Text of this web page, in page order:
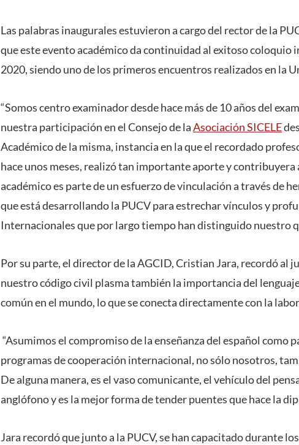
Las palabras inaugurales estuvieron a cargo del rector de la
que este evento académico da continuidad al exitoso coloquio
2020, siendo uno de los primeros encuentros realizados en la
“Somos centro examinador desde hace más de 10 años del
nuestra participación en el Consejo de laAsociación SICELE
Académico de la misma, instancia en la que el recordado
hace unos meses, realizó tan importante aporte y contribuyera
académico es parte de un esfuerzo de vinculación a través de
que está desarrollando la PUCV para estrechar vínculos y
Internacionales que por largo tiempo han distinguido nuestro
Por su parte, el director de la AGCID, Cristian Jara, recordó al
nuestro código civil plasma también la importancia del
común en el mundo, lo que se conecta directamente con la
“Asumimos el compromiso de la enseñanza del español como
programas de cooperación internacional, no sólo nosotros,
De alguna manera, es el vaso comunicante, el vehículo del
anglófono y es la mejor forma de tender puentes que hace la
Jara recordó que junto a la PUCV, se han capacitado durante